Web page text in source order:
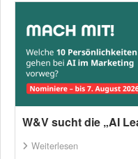
W&V sucht die „AI
Weiterlesen